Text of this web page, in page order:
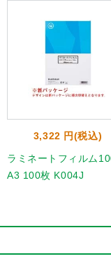
3,322 円(税込)
ラミネートフィルム
A3 100枚 K004J